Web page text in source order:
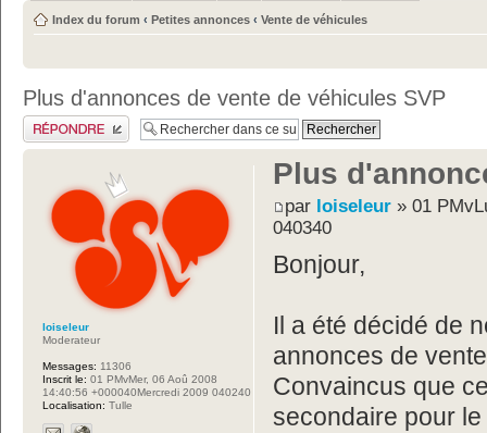
Index du forum ‹ Petites annonces ‹ Vente de véhicules
Plus d'annonces de vente de véhicules SVP
Publier une réponse
Plus
par loiseleur » 01
040340
Bonjour,
Il a été décidé de
annonces de
Convaincus que
secondaire pour
loiseleur
Moderateur
Messages: 11306
Inscrit le: 01 PMvMer, 06 Aoû 2008
14:40:56 +000040Mercredi 2009 040240
Localisation: Tulle